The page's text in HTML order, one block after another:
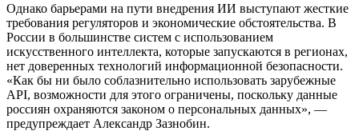
Однако барьерами на пути внедрения ИИ выступают жесткие
требования регуляторов и экономические обстоятельства. В
России в большинстве систем с использованием
искусственного интеллекта, которые запускаются в регионах,
нет доверенных технологий информационной безопасности.
«Как бы ни было соблазнительно использовать зарубежные
API, возможности для этого ограничены, поскольку данные
россиян охраняются законом о персональных данных», —
предупреждает Александр Зазнобин.